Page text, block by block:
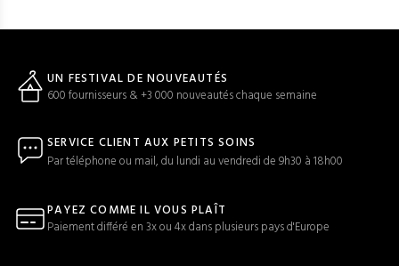
UN FESTIVAL DE NOUVEAUTÉS
600 fournisseurs & +3 000 nouveautés chaque semaine
SERVICE CLIENT AUX PETITS SOINS
Par téléphone ou mail, du lundi au vendredi de 9h30 à 18h00
PAYEZ COMME IL VOUS PLAÎT
Paiement différé en 3x ou 4x dans plusieurs pays d'Europe